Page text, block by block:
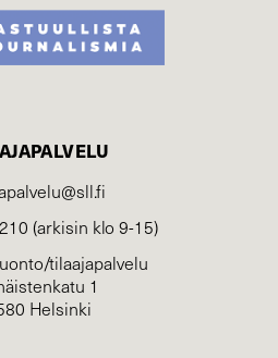
(arkisin klo 9-15)
tilaajapalvelu
1
Helsinki